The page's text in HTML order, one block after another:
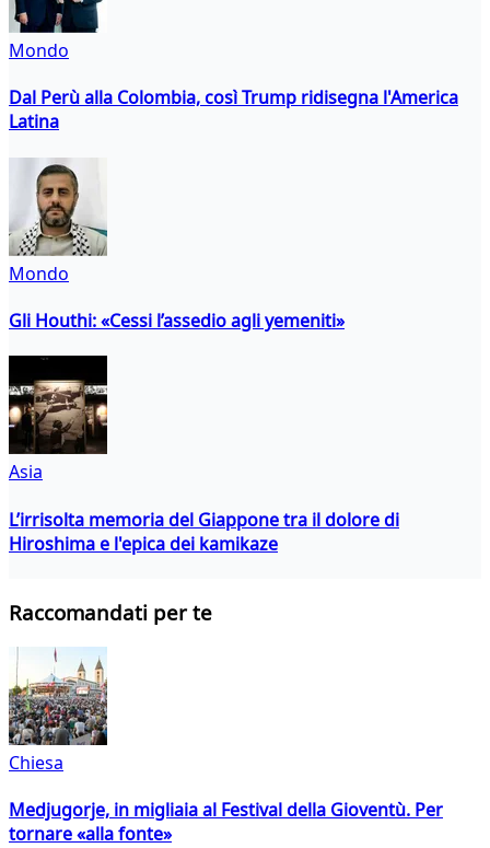
Mondo
Dal Perù alla Colombia, così Trump ridisegna l'America
Latina
Mondo
Gli Houthi: «Cessi l’assedio agli yemeniti»
Asia
L’irrisolta memoria del Giappone tra il dolore di
Hiroshima e l'epica dei kamikaze
Raccomandati per te
Chiesa
Medjugorje, in migliaia al Festival della Gioventù. Per
tornare «alla fonte»